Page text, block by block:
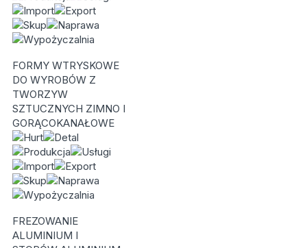
FORMY WTRYSKOWE
DO WYROBÓW Z
TWORZYW
SZTUCZNYCH ZIMNO I
GORĄCOKANAŁOWE
FREZOWANIE
ALUMINIUM I